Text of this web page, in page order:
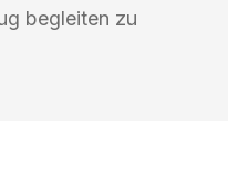
begleiten zu